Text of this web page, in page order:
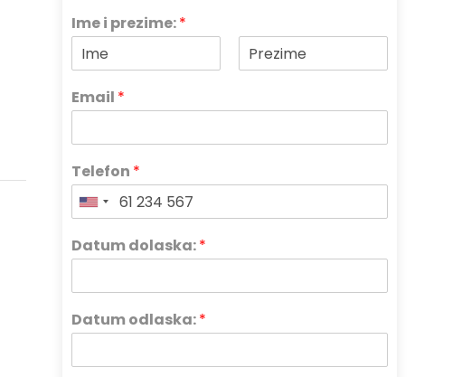
Ime i prezime:*
Email *
Telefon *
Datum dolaska:*
Datum odlaska:*